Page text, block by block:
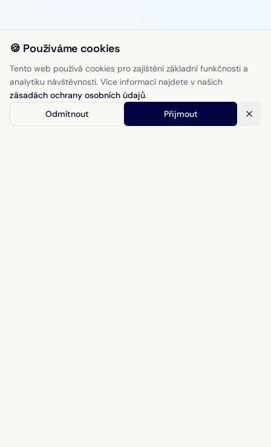
🍪 Používáme cookies
Tento web používá cookies pro zajištění základní funkčnosti a
analytiku návštěvnosti. Více informací najdete v našich
zásadách ochrany osobních údajů.
Odmítnout
Přijmout